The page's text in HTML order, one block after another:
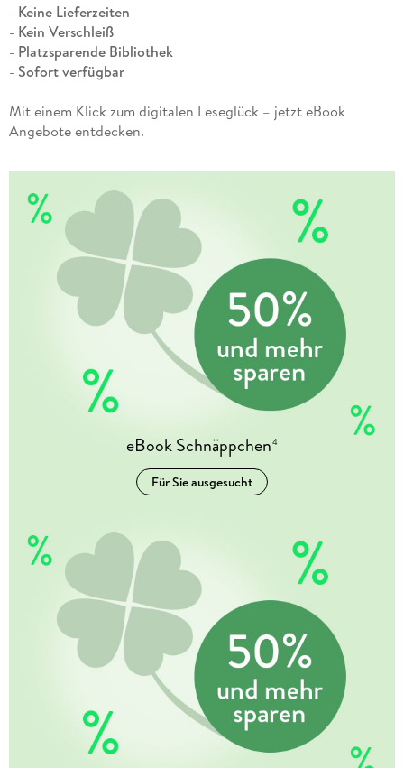
- Keine Lieferzeiten
- Kein Verschleiß
- Platzsparende Bibliothek
- Sofort verfügbar
Mit einem Klick zum digitalen Leseglück – jetzt eBook
Angebote entdecken.
eBook Schnäppchen4
Für Sie ausgesucht